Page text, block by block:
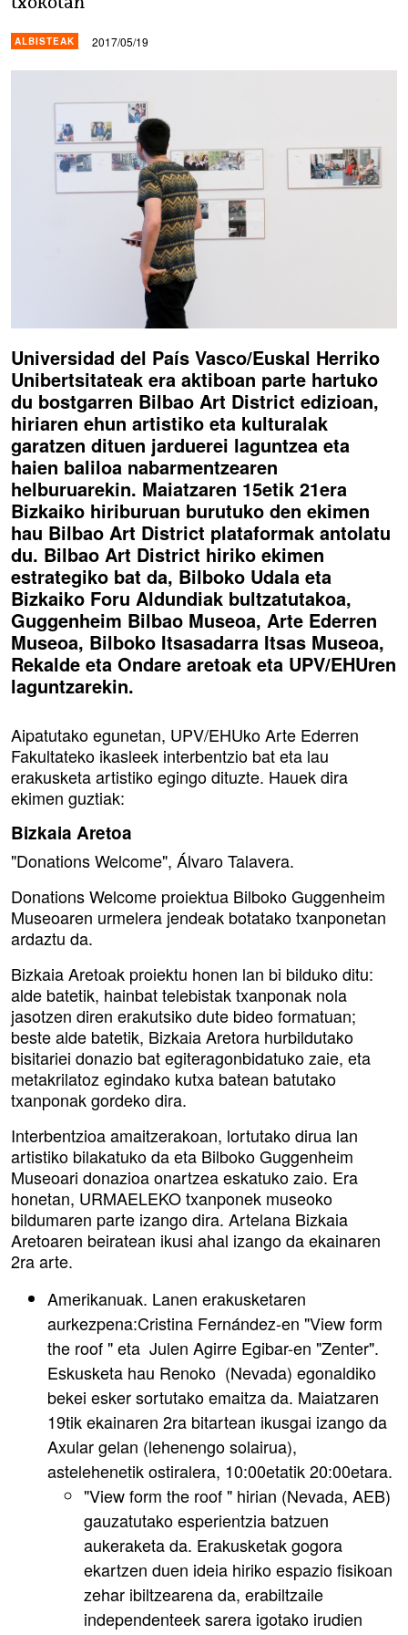
ALBISTEAK 2017/05/19
Universidad del País Vasco/Euskal Herriko
Unibertsitateak era aktiboan parte hartuko
du bostgarren Bilbao Art District edizioan,
hiriaren ehun artistiko eta kulturalak
garatzen dituen jarduerei laguntzea eta
haien baliloa nabarmentzearen
helburuarekin. Maiatzaren 15etik 21era
Bizkaiko hiriburuan burutuko den ekimen
hau Bilbao Art District plataformak antolatu
du. Bilbao Art District hiriko ekimen
estrategiko bat da, Bilboko Udala eta
Bizkaiko Foru Aldundiak bultzatutakoa,
Guggenheim Bilbao Museoa, Arte Ederren
Museoa, Bilboko Itsasadarra Itsas Museoa,
Rekalde eta Ondare aretoak eta UPV/EHUren
laguntzarekin.
Aipatutako egunetan, UPV/EHUko Arte Ederren
Fakultateko ikasleek interbentzio bat eta lau
erakusketa artistiko egingo dituzte. Hauek dira
ekimen guztiak:
Bizkaia Aretoa
"Donations Welcome", Álvaro Talavera.
Donations Welcome proiektua Bilboko Guggenheim
Museoaren urmelera jendeak botatako txanponetan
ardaztu da.
Bizkaia Aretoak proiektu honen lan bi bilduko ditu:
alde batetik, hainbat telebistak txanponak nola
jasotzen diren erakutsiko dute bideo formatuan;
beste alde batetik, Bizkaia Aretora hurbildutako
bisitariei donazio bat egiteragonbidatuko zaie, eta
metakrilatoz egindako kutxa batean batutako
txanponak gordeko dira.
Interbentzioa amaitzerakoan, lortutako dirua lan
artistiko bilakatuko da eta Bilboko Guggenheim
Museoari donazioa onartzea eskatuko zaio. Era
honetan, URMAELEKO txanponek museoko
bildumaren parte izango dira. Artelana Bizkaia
Aretoaren beiratean ikusi ahal izango da ekainaren
2ra arte.
Amerikanuak. Lanen erakusketaren
aurkezpena:Cristina Fernández-en "View form
the roof " eta Julen Agirre Egibar-en "Zenter".
Eskusketa hau Renoko (Nevada) egonaldiko
bekei esker sortutako emaitza da. Maiatzaren
19tik ekainaren 2ra bitartean ikusgai izango da
Axular gelan (lehenengo solairua),
astelehenetik ostiralera, 10:00etatik 20:00etara.
"View form the roof " hirian (Nevada, AEB)
gauzatutako esperientzia batzuen
aukeraketa da. Erakusketak gogora
ekartzen duen ideia hiriko espazio fisikoan
zehar ibiltzearena da, erabiltzaile
independenteek sarera igotako irudien